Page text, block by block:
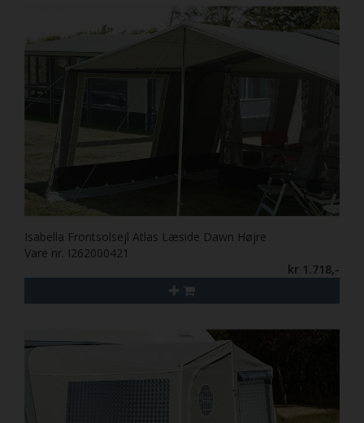
Isabella Frontsolsejl Atlas Læside Dawn Højre
Vare nr. I262000421
kr 1.718,-